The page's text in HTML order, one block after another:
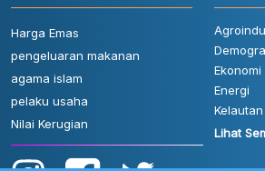
Harga Emas
pengeluaran makanan
agama islam
pelaku usaha
Nilai Kerugian
Energi
Kelautan
Lihat